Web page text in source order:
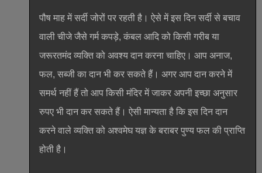
पौष माह में सर्दी जोरों पर रहती है। ऐसे में इस दिन सर्दी से बचाव
वाली चीजे जैसे गर्म कपड़े, कंबल आदि को किसी गरीब या
जरूरतमंद व्यक्ति को अवश्य दान करना चाहिए। आप अनाज,
फल, सब्जी का दान भी कर सकते हैं। अगर आप दान करने में
समर्थ नहीं हैं तो आप किसी मंदिर में जाकर अपनी इच्छा अनुसार
रुपए भी दान कर सकते हैं। ऐसी मान्यता है कि इस दिन दान
करने वाले व्यक्ति को अश्वमेघ यज्ञ के बराबर पुण्य फल की प्राप्ति
होती है।